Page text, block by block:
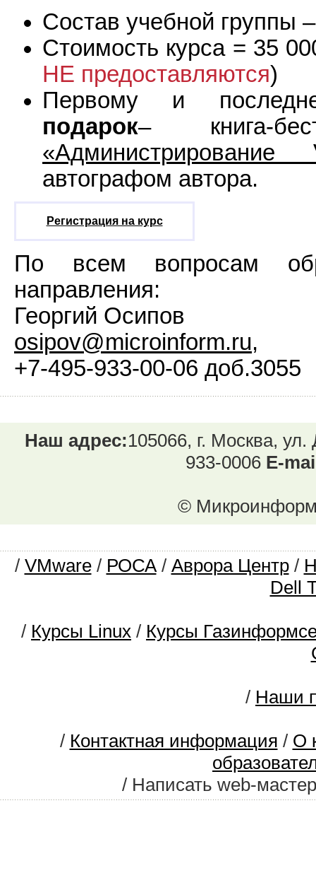
Состав учебной группы
Стоимость курса = 35
НЕ предоставляются)
Первому и
подарок– книга-
автографом автора.
Регистрация на курс
По всем вопросам
направления:
Георгий Осипов
osipov@microinform.ru,
+7-495-933-00-06 доб.3055
Наш адрес:105066, г. Москва,
933-0006 E-
©
/ VMware/ РОСА/ Аврора Центр/
Dell
/ Курсы Linux / Курсы
/ Наши
/ Контактная информация / О
/ Написать web-